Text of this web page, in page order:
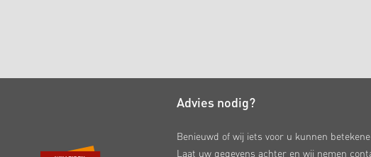
Advies nodig?
Benieuwd of wij iets voor u kunnen
Laat uw gegevens achter en wij nemen